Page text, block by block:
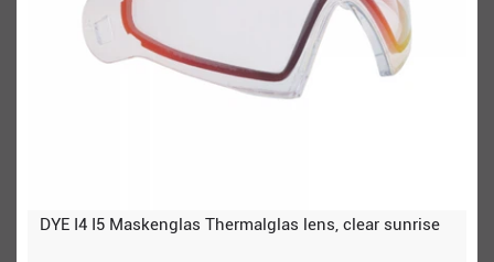
DYE I4 I5 Maskenglas Thermalglas lens, clear sunrise